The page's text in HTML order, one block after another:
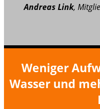
Andreas Link,
Weniger
Wasser und